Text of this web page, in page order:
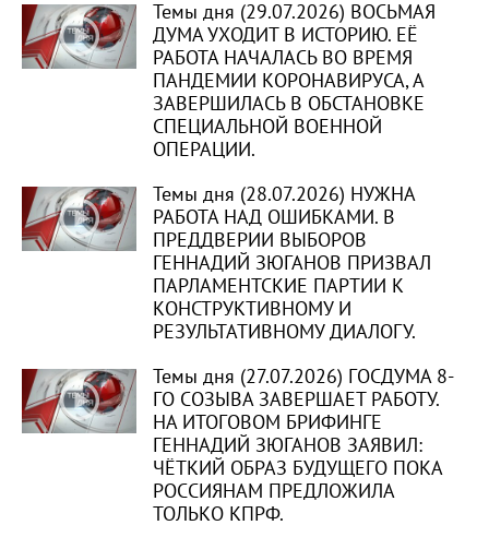
Темы дня (29.07.2026) ВОСЬМАЯ
ДУМА УХОДИТ В ИСТОРИЮ. ЕЁ
РАБОТА НАЧАЛАСЬ ВО ВРЕМЯ
ПАНДЕМИИ КОРОНАВИРУСА, А
ЗАВЕРШИЛАСЬ В ОБСТАНОВКЕ
СПЕЦИАЛЬНОЙ ВОЕННОЙ
ОПЕРАЦИИ.
Темы дня (28.07.2026) НУЖНА
РАБОТА НАД ОШИБКАМИ. В
ПРЕДДВЕРИИ ВЫБОРОВ
ГЕННАДИЙ ЗЮГАНОВ ПРИЗВАЛ
ПАРЛАМЕНТСКИЕ ПАРТИИ К
КОНСТРУКТИВНОМУ И
РЕЗУЛЬТАТИВНОМУ ДИАЛОГУ.
Темы дня (27.07.2026) ГОСДУМА 8-
ГО СОЗЫВА ЗАВЕРШАЕТ РАБОТУ.
НА ИТОГОВОМ БРИФИНГЕ
ГЕННАДИЙ ЗЮГАНОВ ЗАЯВИЛ:
ЧЁТКИЙ ОБРАЗ БУДУЩЕГО ПОКА
РОССИЯНАМ ПРЕДЛОЖИЛА
ТОЛЬКО КПРФ.